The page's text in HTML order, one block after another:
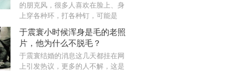
的朋克风，很多人喜欢在脸上、身
上穿各种环，打各种钉，可能是
于震寰小时候浑身是毛的老照
片，他为什么不脱毛？
于震寰结婚的消息这几天都挂在网
上引发热议，更多的人不解，这是